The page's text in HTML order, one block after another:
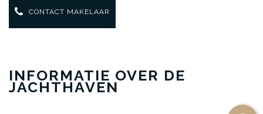
CONTACT MAKELAAR
INFORMATIE OVER DE
JACHTHAVEN